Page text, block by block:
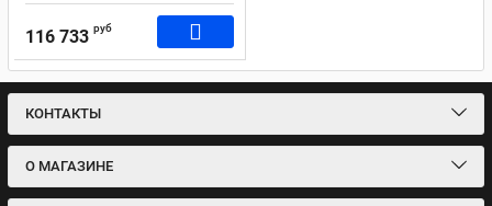
116 733 руб
КОНТАКТЫ
О МАГАЗИНЕ